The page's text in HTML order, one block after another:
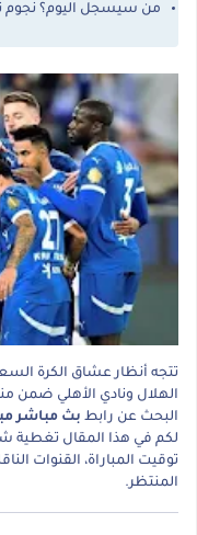
من سيسجل اليوم؟ نجوم
تتجه أنظار عشاق الكرة
الهلال ونادي الأهلي ضمن
البحث عن رابط بث مباشر
لكم في هذا المقال تغطية
توقيت المباراة، القنوات
المنتظر.